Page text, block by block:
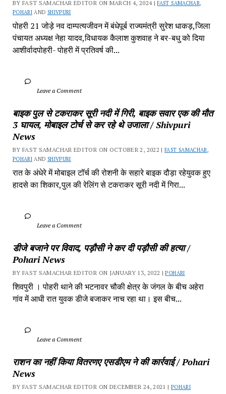
BY FAST SAMACHAR EDITOR ON MARCH 4, 2024 | FAST SAMACHAR
POHARI AND SHIVPURI
पोहरी 21 जोड़े नव दाम्पत्यजीवन में बंधेपूर्ब राज्यमंत्री सुरेश धाकड़,जिला
पंचायत अध्यक्ष नेहा यादव,विधायक कैलाश कुशवाह ने बर-बधु को दिया
आशीर्वादपोहरी- पोहरी में प्रतिवर्ष की...
		Leave a Comment
बाइक पुल से टकराकर सूरी नदी में गिरी, बाइक सवार एक की मौत
3 घायल, मोबाइल टोर्च से कर रहे थे उजाला / Shivpuri
News
BY FAST SAMACHAR EDITOR ON OCTOBER 2, 2022 | FAST SAMACHAR
POHARI AND SHIVPURI
रात के अंधेरे में मोबाइल टॉर्च की रोशनी के सहारे बाइक दौड़ा रहेयुवक हुए
हादसे का शिकार,पुल की रेलिंग से टकराकर सूरी नदी में गिरा...
		Leave a Comment
डीजे बजाने पर विवाद, पड़ौसी ने कर दी पड़ौसी की हत्या /
Pohari News
BY FAST SAMACHAR EDITOR ON JANUARY 13, 2022 | POHARI
शिवपुरी‎ । पोहरी थाने की भटनावर चौकी क्षेत्र‎ के जंगल के बीच अहेरा
गांव में‎ आधी रात युवक डीजे बजाकर‎ नाच रहा था। इस बीच...
		Leave a Comment
राशन का नहीं किया वितरणए एसडीएम ने की कार्रवाई / Pohari
News
BY FAST SAMACHAR EDITOR ON DECEMBER 24, 2021 | POHARI